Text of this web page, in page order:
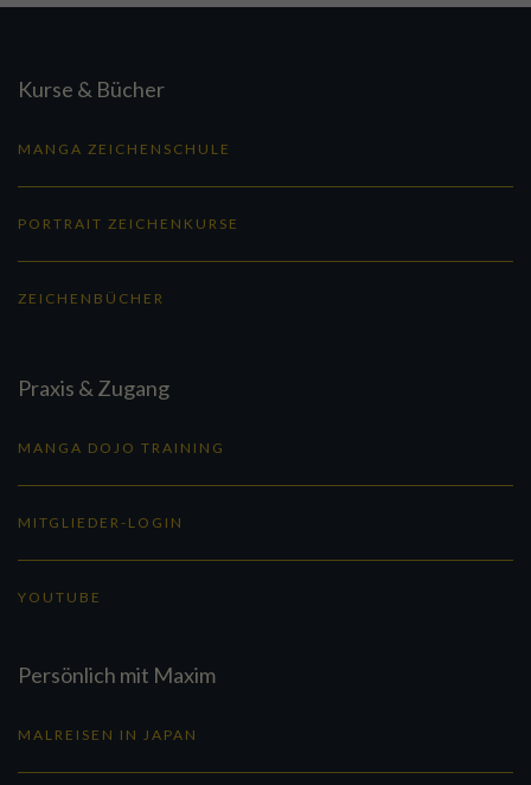
Kurse & Bücher
MANGA ZEICHENSCHULE
PORTRAIT ZEICHENKURSE
ZEICHENBÜCHER
Praxis & Zugang
MANGA DOJO TRAINING
MITGLIEDER-LOGIN
YOUTUBE
Persönlich mit Maxim
MALREISEN IN JAPAN